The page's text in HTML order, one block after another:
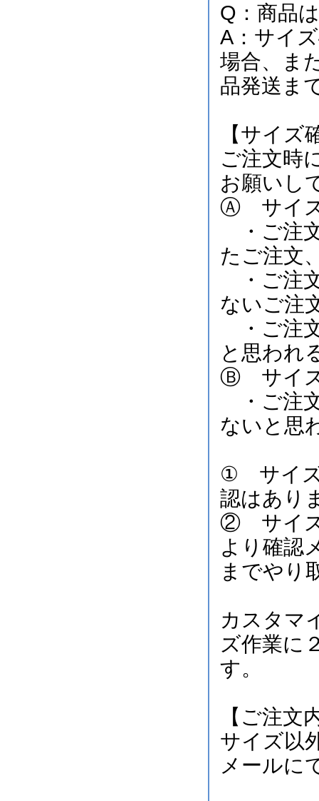
Q：商品
A：サイ
場合、ま
品発送ま
【サイズ
ご注文時
お願いし
Ⓐ サイズ
・ご注
たご注文
・ご注
ないご注
・ご注
と思われ
Ⓑ サイズ
・ご注
ないと思
① サイズ
認はあり
② サイズ
より確認
までやり
カスタマ
ズ作業に
す。
【ご注文
サイズ以
メールに